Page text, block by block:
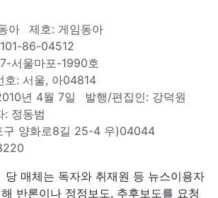
아
제호: 게임동아
86-04512
서울마포-1990호
호: 서울, 아04814
년 4월 7일
발행/편집인: 강덕원
: 정동범
구 양화로8길 25-4 우)04044
당 매체는 독자와 취재원 등 뉴스이용자
반론이나 정정보도, 추후보도를 요청